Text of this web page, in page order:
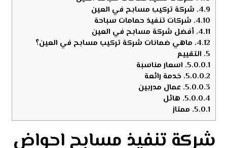
4.9. شركة تركيب مسابح في العين
4.10. شركات تنفيذ حمامات سباحة
4.11. أفضل شركة مسابح في العين
4.12. ماهي ضمانات شركة تركيب مسابح في العين؟
5. التقييم
5.0.0.1. اسعار مناسبة
5.0.0.2. خدمة رائعة
5.0.0.3. عمال مدربين
5.0.0.4. هائل
5.0.1. ممتاز
شركة تنفيذ مسابح احواض